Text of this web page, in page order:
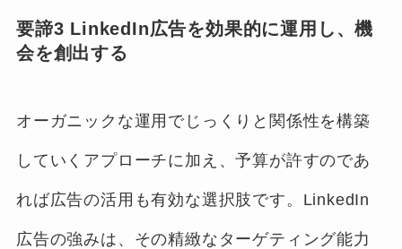
要諦3 LinkedIn広告を効果的に運用し、機
会を創出する
オーガニックな運用でじっくりと関係性を構築
していくアプローチに加え、予算が許すのであ
れば広告の活用も有効な選択肢です。LinkedIn
広告の強みは、その精緻なターゲティング能力